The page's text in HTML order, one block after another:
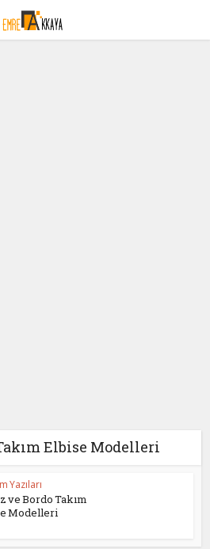
Elbise Modelleri
Yazıları
ve Bordo Takım
Modelleri